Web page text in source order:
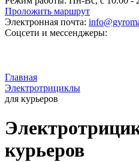
Проложить маршрут
Электронная почта:
Соцсети и мессенджеры:
Главная
Электротрициклы
для курьеров
курьеров